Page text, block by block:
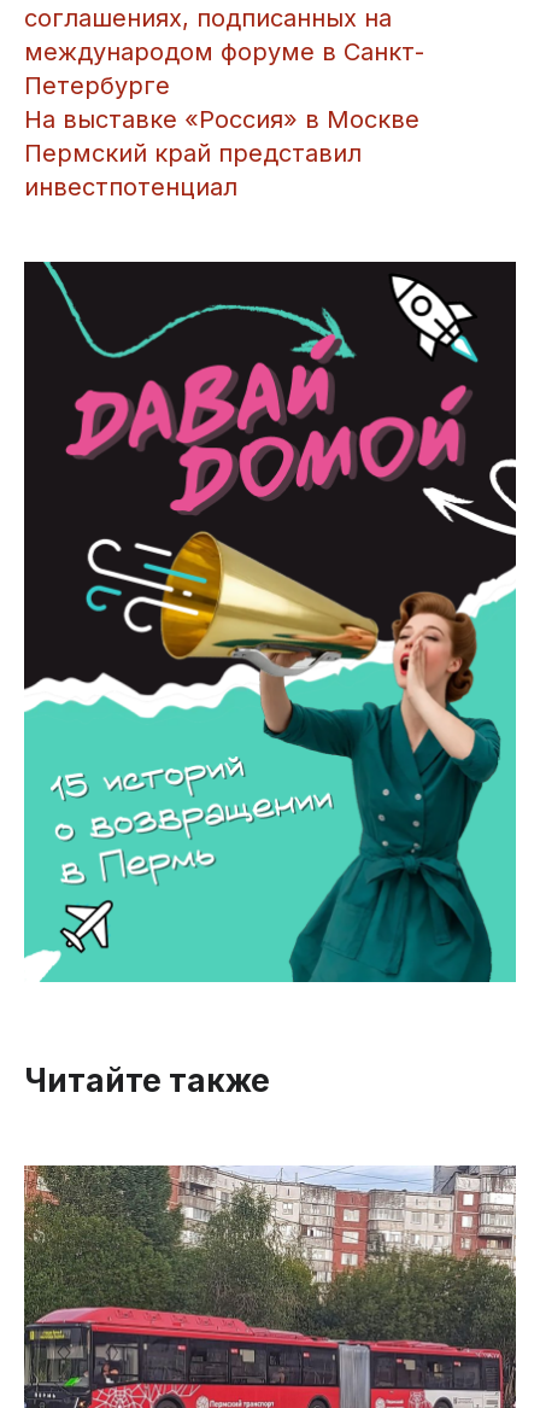
соглашениях, подписанных на
международом форуме в Санкт-
Петербурге
На выставке «Россия» в Москве
Пермский край представил
инвестпотенциал
Читайте также